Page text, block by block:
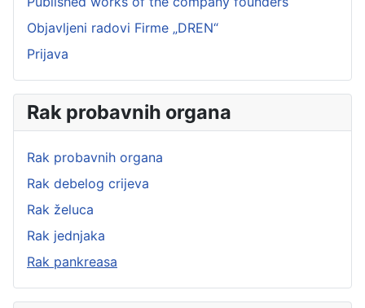
Objavljeni radovi Firme „DREN“
Prijava
Rak probavnih organa
Rak probavnih organa
Rak debelog crijeva
Rak želuca
Rak jednjaka
Rak pankreasa